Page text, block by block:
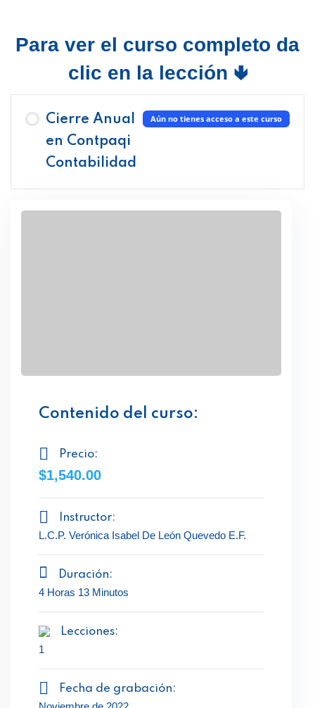
Para ver el curso completo da
clic en la lección 🢃
Cierre Anual
en Contpaqi
Contabilidad
Aún no tienes acceso a este curso
Contenido del curso:
Precio:
$1,540.00
Instructor:
L.C.P. Verónica Isabel De León Quevedo E.F.
Duración:
4 Horas 13 Minutos
Lecciones:
1
Fecha de grabación: